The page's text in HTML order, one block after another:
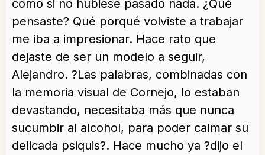
como si no hubiese pasado nada. ¿Qué
pensaste? Qué porqué volviste a trabajar
me iba a impresionar. Hace rato que
dejaste de ser un modelo a seguir,
Alejandro. ?Las palabras, combinadas con
la memoria visual de Cornejo, lo estaban
devastando, necesitaba más que nunca
sucumbir al alcohol, para poder calmar su
delicada psiquis?. Hace mucho ya ?dijo el